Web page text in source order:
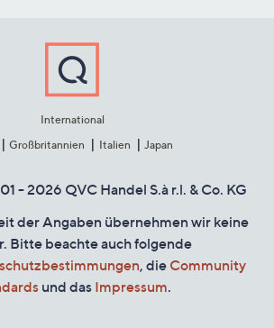
International
Großbritannien Italien Japan
- 2026 QVC Handel S.à r.l. & Co. KG
der Angaben übernehmen wir keine
Bitte beachte auch folgende
, die Community
und das Impressum.